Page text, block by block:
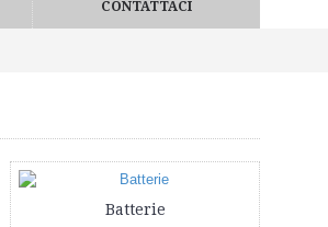
CONTATTACI
Batterie